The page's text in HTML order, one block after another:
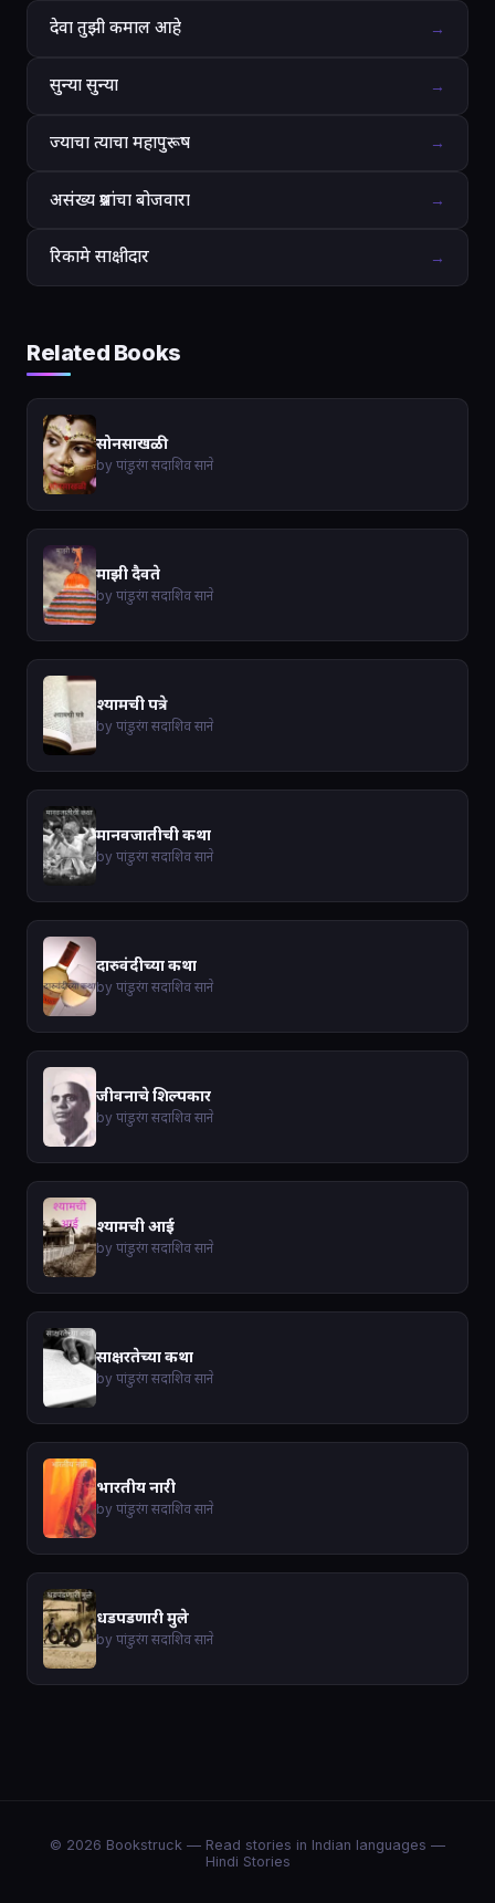
देवा तुझी कमाल आहे →
सुन्या सुन्या →
ज्याचा त्याचा महापुरूष →
असंख्य प्रश्नांचा बोजवारा →
रिकामे साक्षीदार →
Related Books
सोनसाखळी
by पांडुरंग सदाशिव साने
माझी दैवते
by पांडुरंग सदाशिव साने
श्यामची पत्रे
by पांडुरंग सदाशिव साने
मानवजातीची कथा
by पांडुरंग सदाशिव साने
दारुवंदीच्या कथा
by पांडुरंग सदाशिव साने
जीवनाचे शिल्पकार
by पांडुरंग सदाशिव साने
श्यामची आई
by पांडुरंग सदाशिव साने
साक्षरतेच्या कथा
by पांडुरंग सदाशिव साने
भारतीय नारी
by पांडुरंग सदाशिव साने
धडपडणारी मुले
by पांडुरंग सदाशिव साने
© 2026 Bookstruck — Read stories in Indian languages —
Hindi Stories